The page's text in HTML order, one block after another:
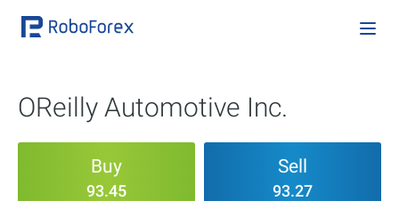
OReilly Automotive Inc.
Buy
93.45
Sell
93.27